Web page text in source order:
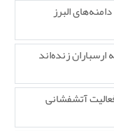
البرز
زنده‌اند
آتشفشانی